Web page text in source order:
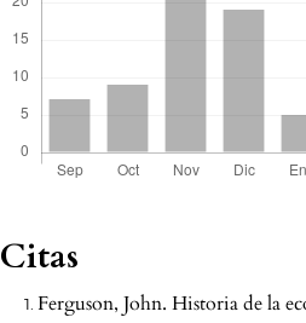
Citas
Ferguson, John. Historia de la